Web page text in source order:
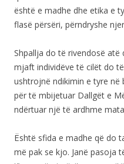
është e madhe dhe etika e
flasë përsëri, përndryshe
Shpallja do të rivendosë atë
mjaft individëve të cilët do
ushtrojnë ndikimin e tyre në
për të mbijetuar Dallgët e
ndërtuar një të ardhme
Është sfida e madhe që do
më pak se kjo. Janë pasoja